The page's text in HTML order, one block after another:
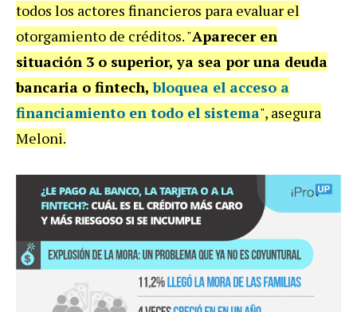
todos los actores financieros para evaluar el
otorgamiento de créditos. "Aparecer en
situación 3 o superior, ya sea por una deuda
bancaria o fintech,bloquea el acceso a
financiamiento en todo el sistema", asegura
Meloni.